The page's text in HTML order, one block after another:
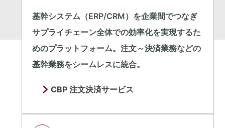
基幹システム（ERP/CRM）を企業間でつなぎ
サプライチェーン全体での効率化を実現するた
めのプラットフォーム。注文～決済業務などの
基幹業務をシームレスに統合。
CBP 注文決済サービス